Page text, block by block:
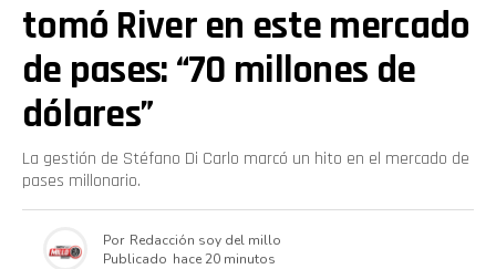
tomó River en este mercado
de pases: “70 millones de
dólares”
La gestión de Stéfano Di Carlo marcó un hito en el mercado de
pases millonario.
Por Redacción soy del millo
Publicado hace 20 minutos